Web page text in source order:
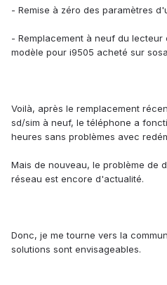
- Remise à zéro des paramètres
- Remplacement à neuf du
modèle pour i9505 acheté sur
Voilà, après le remplacement
sd/sim à neuf, le téléphone a
heures sans problèmes avec
Mais de nouveau, le problème de
réseau est encore d'actualité.
Donc, je me tourne vers la
solutions sont envisageables.